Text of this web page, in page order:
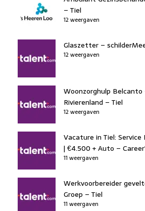
– Tiel
12 weergaven
Glaszetter –
12 weergaven
Woonzorghulp Belcanto
Rivierenland – Tiel
12 weergaven
Vacature in Tiel: Service
| €4.500 + Auto –
11 weergaven
Werkvoorbereider
Groep – Tiel
11 weergaven